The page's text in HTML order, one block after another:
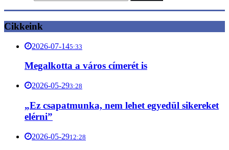
Cikkeink
2026-07-145:33
Megalkotta a város címerét is
2026-05-293:28
„Ez csapatmunka, nem lehet egyedül sikereket
elérni”
2026-05-2912:28